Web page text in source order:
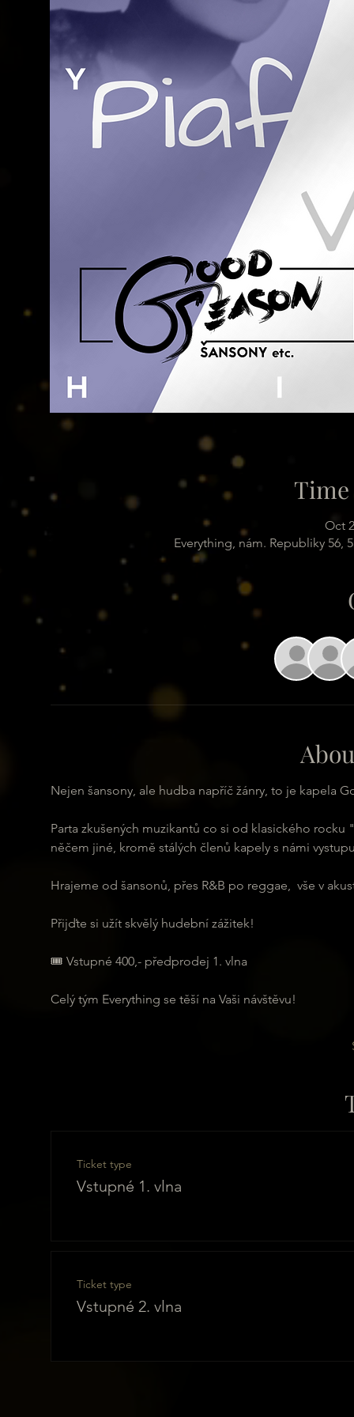
Oct
Everything, nám. Republiky 56,
Nejen šansony, ale hudba napříč žánry, to je kapela
Parta zkušených muzikantů co si od klasického
něčem jiné, kromě stálých členů kapely s námi
Hrajeme od šansonů, přes R&B po reggae,  vše v
Přijďte si užít skvělý hudební zážitek!
🎟 Vstupné 400,- předprodej 1. vlna
Celý tým Everything se těší na Vaši návštěvu!
Ticket type
Vstupné 1. vlna
Ticket type
Vstupné 2. vlna